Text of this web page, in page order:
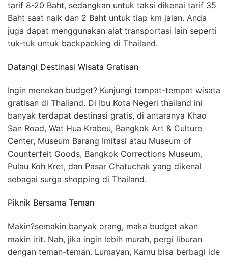
tarif 8-20 Baht, sedangkan untuk taksi dikenai tarif 35
Baht saat naik dan 2 Baht untuk tiap km jalan. Anda
juga dapat menggunakan alat transportasi lain seperti
tuk-tuk untuk backpacking di Thailand.
Datangi Destinasi Wisata Gratisan
Ingin menekan budget? Kunjungi tempat-tempat wisata
gratisan di Thailand. Di Ibu Kota Negeri thailand ini
banyak terdapat destinasi gratis, di antaranya Khao
San Road, Wat Hua Krabeu, Bangkok Art & Culture
Center, Museum Barang Imitasi atau Museum of
Counterfeit Goods, Bangkok Corrections Museum,
Pulau Koh Kret, dan Pasar Chatuchak yang dikenal
sebagai surga shopping di Thailand.
Piknik Bersama Teman
Makin?semakin banyak orang, maka budget akan
makin irit. Nah, jika ingin lebih murah, pergi liburan
dengan teman-teman. Lumayan, Kamu bisa berbagi ide